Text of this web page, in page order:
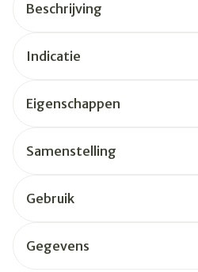
Beschrijving
Indicatie
Eigenschappen
Samenstelling
Gebruik
Gegevens